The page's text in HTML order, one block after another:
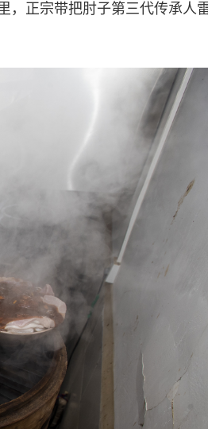
正宗带把肘子第三代传承人